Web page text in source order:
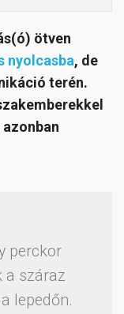
ötven
nyolcasba, de
terén.
perckor
a száraz
lepedőn.